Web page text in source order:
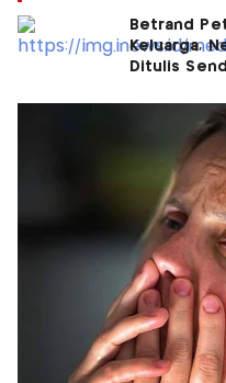
Betrand
Keluarga,
Ditulis